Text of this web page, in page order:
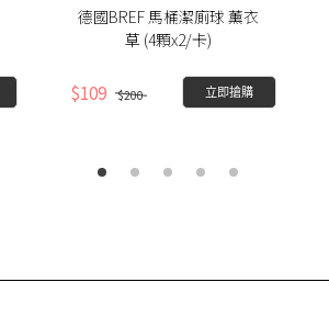
德國BREF 馬桶潔廁球 薰衣
草 (4顆x2/卡)
$109 $200 立即搶購